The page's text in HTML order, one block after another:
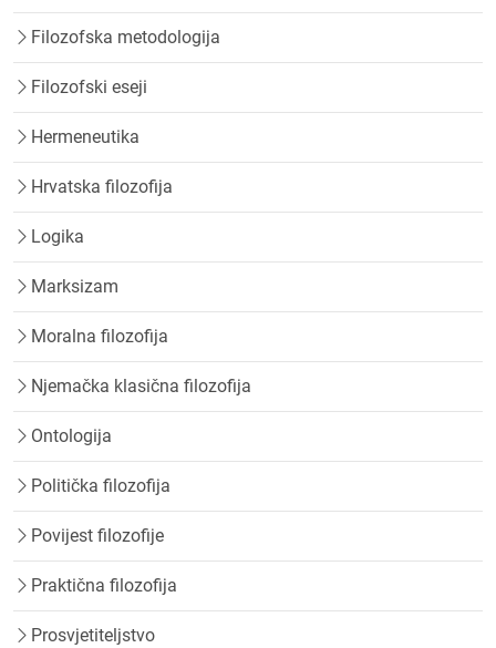
Filozofska metodologija
Filozofski eseji
Hermeneutika
Hrvatska filozofija
Logika
Marksizam
Moralna filozofija
Njemačka klasična filozofija
Ontologija
Politička filozofija
Povijest filozofije
Praktična filozofija
Prosvjetiteljstvo